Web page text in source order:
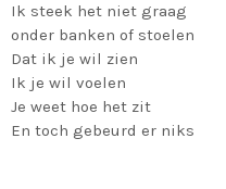
Ik steek het niet graag
onder banken of stoelen
Dat ik je wil zien
Ik je wil voelen
Je weet hoe het zit
En toch gebeurd er niks